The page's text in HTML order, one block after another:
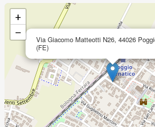
Via Giacomo Matteotti N26, 44026
(FE)
+
−